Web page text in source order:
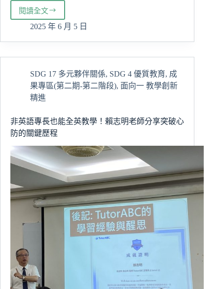
閱讀全文
如
何
生
式
AI
協
完
成
研
究
文
章
寫-
醫
學
科
舉
辦
2025 年 6 月 5 日
SDG 17 多元夥伴關係, SDG 4 優質教育, 成
果專區(第二期-第二階段), 面向一 教學創新
精進
非英語專長也能全英教學！賴志明老師分享突破心
防的關鍵歷程